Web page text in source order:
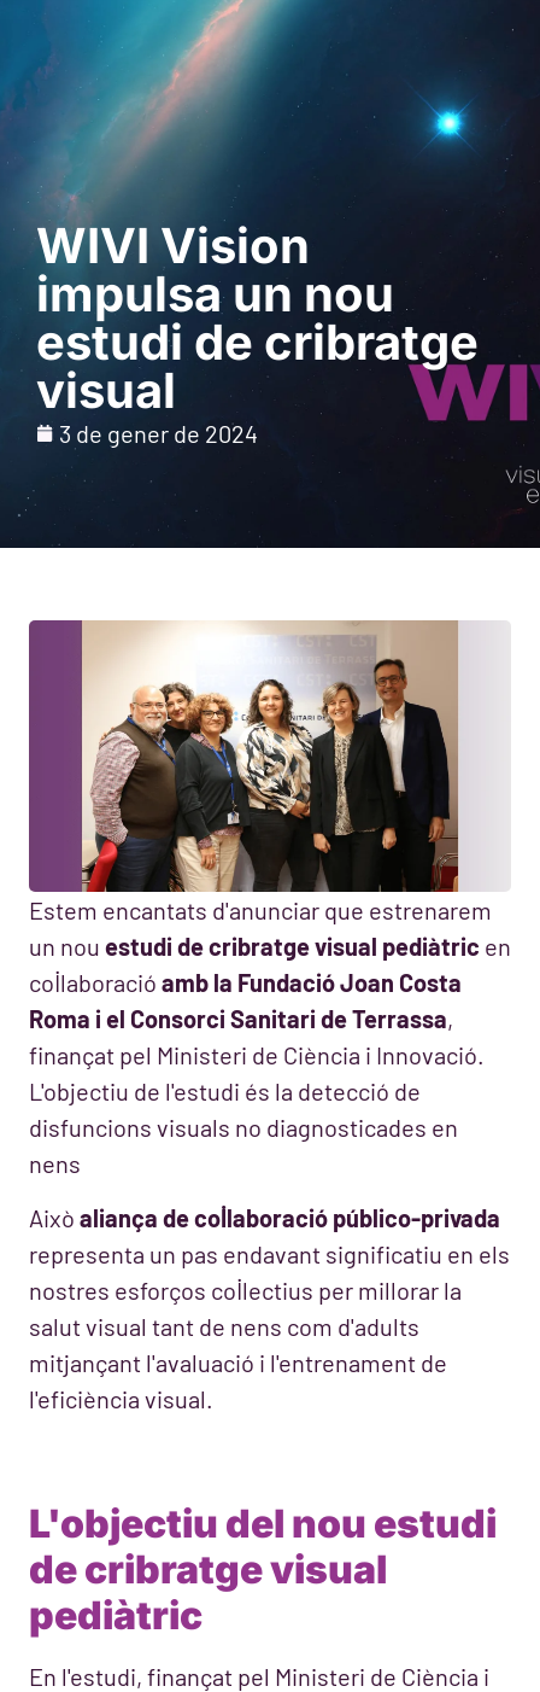
Sol · licita una
demostració
WIVI Vision
impulsa un nou
estudi de cribratge
visual
3 de gener de 2024
Estem encantats d'anunciar que estrenarem
un nou estudi de cribratge visual pediàtric en
col·laboració amb la Fundació Joan Costa
Roma i el Consorci Sanitari de Terrassa,
finançat pel Ministeri de Ciència i Innovació.
L'objectiu de l'estudi és la detecció de
disfuncions visuals no diagnosticades en
nens
Això aliança de col·laboració público-privada
representa un pas endavant significatiu en els
nostres esforços col·lectius per millorar la
salut visual tant de nens com d'adults
mitjançant l'avaluació i l'entrenament de
l'eficiència visual.
L'objectiu del nou estudi
de cribratge visual
pediàtric
En l'estudi, finançat pel Ministeri de Ciència i